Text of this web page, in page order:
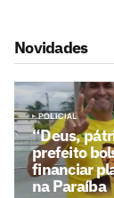
Novidades
POLICIAL
“Deus,
prefeito
financiar
na Paraíba